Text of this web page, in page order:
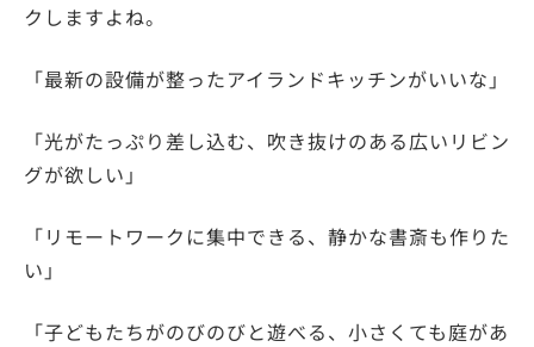
クしますよね。
「最新の設備が整ったアイランドキッチンがいいな」
「光がたっぷり差し込む、吹き抜けのある広いリビン
グが欲しい」
「リモートワークに集中できる、静かな書斎も作りた
い」
「子どもたちがのびのびと遊べる、小さくても庭があ